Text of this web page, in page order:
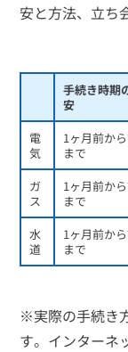
安と方法、立ち
手続き時期
安
電
気
1ヶ月前か
まで
ガ
ス
1ヶ月前か
まで
水
道
1ヶ月前か
まで
※実際の手続き
す。インターネ